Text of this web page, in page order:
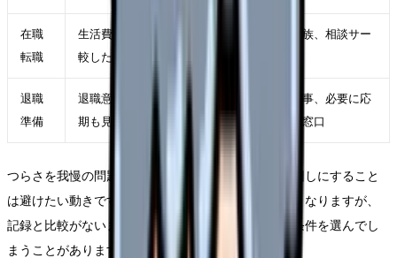
在職
転職
生活費を守りながら条件を比
較したい
自分、家族、相談サー
退職
準備
退職意思が固く、引き継ぎ時
期も見えている
職場、人事、必要に応
じて外部窓口
つらさを我慢の問題にして、事実の記録や相談を後回しにすること
は避けたい動きです。限界の時ほど早く終わらせたくなりますが、
記録と比較がないまま動くと、次の職場選びで同じ条件を選んでし
まうことがあります。